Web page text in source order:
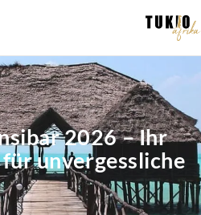
2026 – Ihr
unvergessliche